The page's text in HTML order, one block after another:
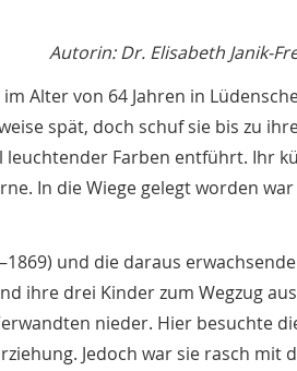
Autorin: Dr. Elisabeth Janik-
Alter von 64 Jahren in
spät, doch schuf sie bis zu
Farben entführt. Ihr
In die Wiege gelegt worden
und die daraus
ihre drei Kinder zum Wegzug
nieder. Hier besuchte
Jedoch war sie rasch mit